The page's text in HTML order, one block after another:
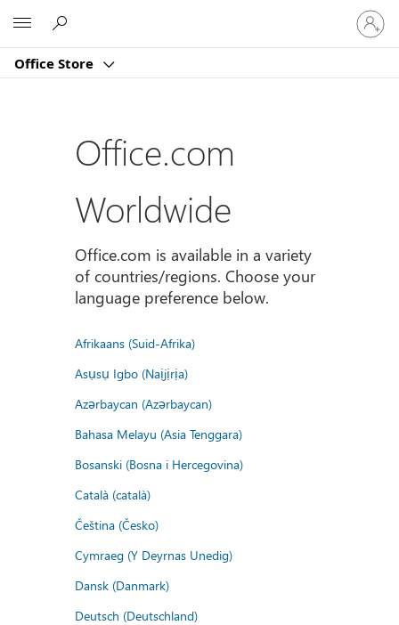
Office Store
Sign
in
to
account
Office.com
Worldwide
Office.com is available in a variety
of countries/regions. Choose your
language preference below.
Afrikaans (Suid-Afrika)
Asụsụ Igbo (Naịjịrịa)
Azərbaycan (Azərbaycan)
Bahasa Melayu (Asia Tenggara)
Bosanski (Bosna i Hercegovina)
Català (català)
Čeština (Česko)
Cymraeg (Y Deyrnas Unedig)
Dansk (Danmark)
Deutsch (Deutschland)